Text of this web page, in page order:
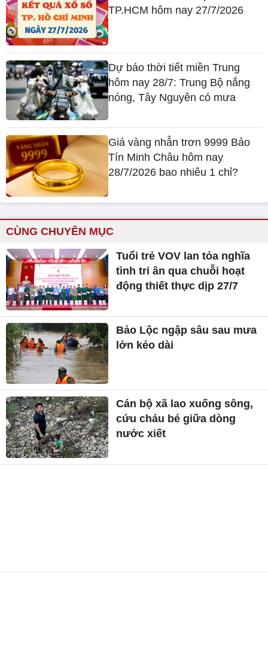
TP.HCM hôm nay 27/7/2026
Dự báo thời tiết miền Trung
hôm nay 28/7: Trung Bộ nắng
nóng, Tây Nguyên có mưa
Giá vàng nhẫn trơn 9999 Bảo
Tín Minh Châu hôm nay
28/7/2026 bao nhiêu 1 chỉ?
CÙNG CHUYÊN MỤC
Tuổi trẻ VOV lan tỏa nghĩa
tình tri ân qua chuỗi hoạt
động thiết thực dịp 27/7
Bảo Lộc ngập sâu sau mưa
lớn kéo dài
Cán bộ xã lao xuống sông,
cứu cháu bé giữa dòng
nước xiết